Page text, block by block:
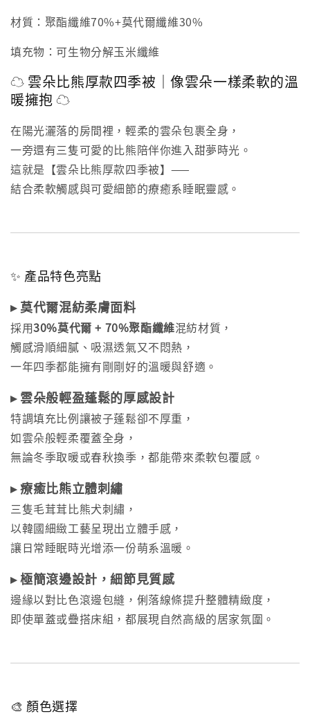
材質：聚酯纖維70%+莫代爾纖維30%
填充物：可生物分解玉米纖維
☁️ 雲朵比熊厚款四季被｜像雲朵一樣柔軟的溫
暖擁抱 ☁️
在陽光灑落的房間裡，輕柔的雲朵包裹全身，
一旁還有三隻可愛的比熊陪伴你進入甜夢時光。
這就是【雲朵比熊厚款四季被】——
結合柔軟觸感與可愛細節的療癒系睡眠靈感。
✨ 產品特色亮點
▸ 莫代爾混紡柔膚面料
採用30%莫代爾 + 70%聚酯纖維混紡材質，
觸感滑順細膩、吸濕透氣又不悶熱，
一年四季都能擁有剛剛好的溫暖與舒適。
▸ 雲朵般輕盈蓬鬆的厚感設計
特調填充比例讓被子蓬鬆卻不厚重，
如雲朵般輕柔覆蓋全身，
無論冬季取暖或春秋換季，都能帶來柔軟包覆感。
▸ 療癒比熊立體刺繡
三隻毛茸茸比熊犬刺繡，
以韓國細緻工藝呈現出立體手感，
讓日常睡眠時光增添一份萌系溫暖。
▸ 極簡滾邊設計，細節見質感
邊緣以對比色滾邊包縫，俐落線條提升整體精緻度，
即使單蓋或疊搭床組，都展現自然高級的居家氛圍。
🎨 顏色選擇